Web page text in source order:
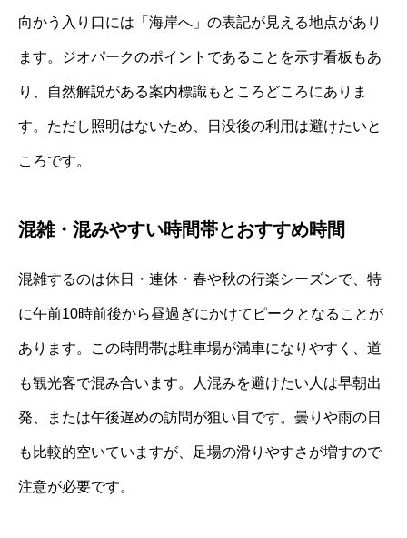
向かう入り口には「海岸へ」の表記が見える地点があり
ます。ジオパークのポイントであることを示す看板もあ
り、自然解説がある案内標識もところどころにありま
す。ただし照明はないため、日没後の利用は避けたいと
ころです。
混雑・混みやすい時間帯とおすすめ時間
混雑するのは休日・連休・春や秋の行楽シーズンで、特
に午前10時前後から昼過ぎにかけてピークとなることが
あります。この時間帯は駐車場が満車になりやすく、道
も観光客で混み合います。人混みを避けたい人は早朝出
発、または午後遅めの訪問が狙い目です。曇りや雨の日
も比較的空いていますが、足場の滑りやすさが増すので
注意が必要です。